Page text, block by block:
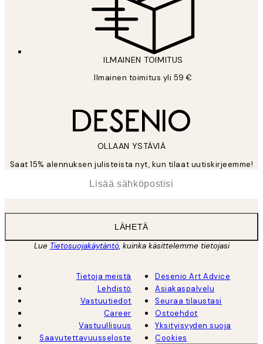
ILMAINEN TOIMITUS
Ilmainen toimitus yli 59 €
OLLAAN YSTÄVIÄ
Saat 15% alennuksen julisteista nyt, kun tilaat uutiskirjeemme!
LÄHETÄ
Lue Tietosuojakäytäntö, kuinka käsittelemme tietojasi
Tietoja meistä
Lehdistö
Vastuutiedot
Career
Vastuullisuus
Saavutettavuusseloste
Desenio Art Advice
Asiakaspalvelu
Seuraa tilaustasi
Ostoehdot
Yksityisyyden suoja
Cookies